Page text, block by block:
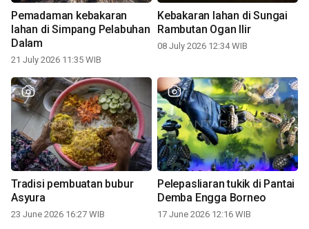
Pemadaman kebakaran
lahan di Simpang Pelabuhan
Dalam
21 July 2026 11:35 WIB
Kebakaran lahan di Sungai
Rambutan Ogan Ilir
08 July 2026 12:34 WIB
Tradisi pembuatan bubur
Asyura
23 June 2026 16:27 WIB
Pelepasliaran tukik di Pantai
Demba Engga Borneo
17 June 2026 12:16 WIB